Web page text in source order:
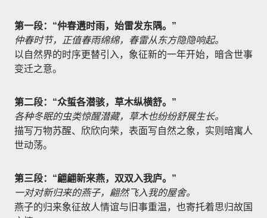
第一段：“仲春遘时雨，始雷发东隅。”
仲春时节，正值春雨绵绵，春雷从东方隐隐响起。
以自然界的时序更替引入，象征新的一年开始，暗含世事
变迁之意。
第二段：“众蜇各潜骇，草木纵横舒。”
各种冬眠的虫类惊醒潜藏，草木也纷纷舒展生长。
描写万物苏醒、欣欣向荣，表面写自然之象，实则暗寓人
世动荡。
第三段：“翩翩新来燕，双双入我庐。”
一对对新归来的燕子，翩然飞入我的屋舍。
燕子的归来象征故人情谊与旧事重温，也寄托着思归故国